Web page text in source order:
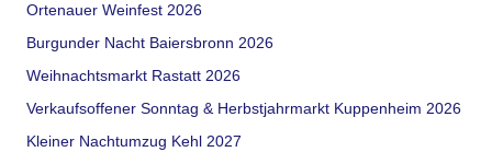
Ortenauer Weinfest 2026
Burgunder Nacht Baiersbronn 2026
Weihnachtsmarkt Rastatt 2026
Verkaufsoffener Sonntag & Herbstjahrmarkt Kuppenheim 2026
Kleiner Nachtumzug Kehl 2027